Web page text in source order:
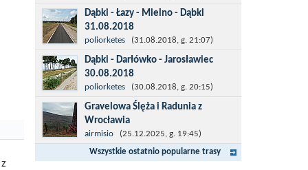
Łatwa, szosowa runda pod
Wrocławiem, raczej płaska z jednym
małym podjazdem na Przełęcz
Sulistrowicką od strony Olesznej. To
trasa idealna na...
Dąbki - Łazy - Mielno - Dąbki
31.08.2018
Trasa do Łaz niemal w całości prowadzi
przez nową, asfaltową ścieżkę
rowerową (od Dąbek do Iwięcina
wzdłuż drogi 203). Niestety jest to
trasa nie...
poliorketes (31.08.2018, g. 21:07)
Dąbki - Darłówko - Jarosławiec
30.08.2018
Start w Dąbkach, dalej do Darłowa
nową ścieżką rowerową (niekiedy
pieszo-rowerową), gdzie na pierwszym
rondzie zjazd w stronę Darłówka
Zachodniego....
poliorketes (30.08.2018, g. 20:15)
Gravelowa Ślęża i Radunia z
Wrocławia
Trasa rowerowa z Wrocławia na
Masyw Ślęży to idealna opcja na rower
przełajowy (lub gravelowy). Zimą, kiedy
airmisio (25.12.2025, g. 19:45)
Wszystkie ostatnio popularne trasy